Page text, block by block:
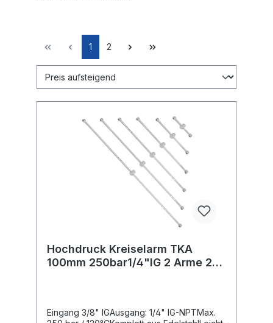
1 2
Hochdruck Kreiselarm TKA
100mm 250bar1/4"IG 2 Arme 2
Eingang 3/8" IGAusgang: 1/4" IG-NPTMax.